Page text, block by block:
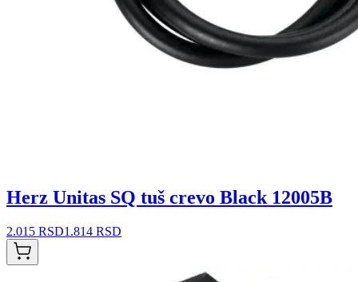
Herz Unitas SQ tuš crevo Black 12005B
2.015 RSD1.814 RSD